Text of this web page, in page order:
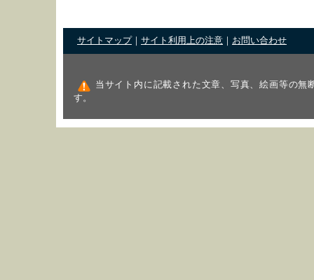
サイトマップ サイト利用上の注意 お問い合わせ
当サイト内に記載された文章、写真、絵画等の無
す。